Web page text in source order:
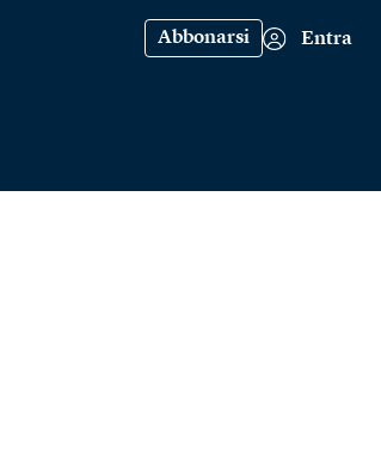
Abbonarsi Entra